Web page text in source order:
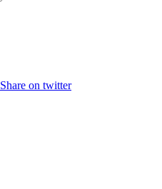
Share on twitter